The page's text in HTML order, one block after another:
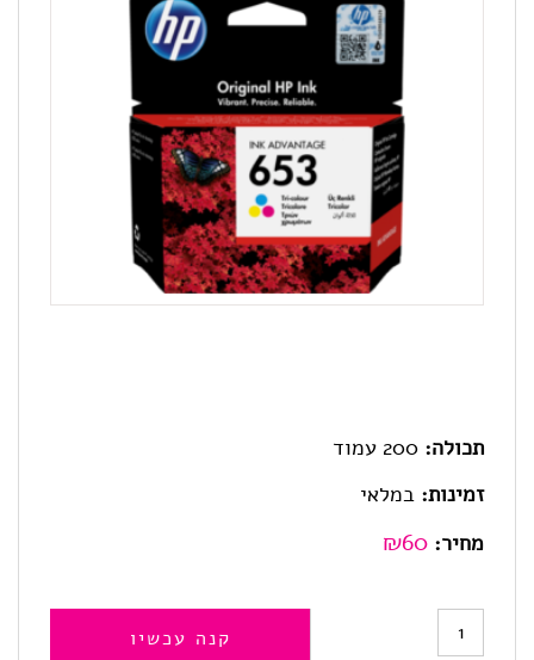
תכולה:200 עמוד
זמינות:במלאי
מחיר:
₪60
כמות
קנה עכשיו